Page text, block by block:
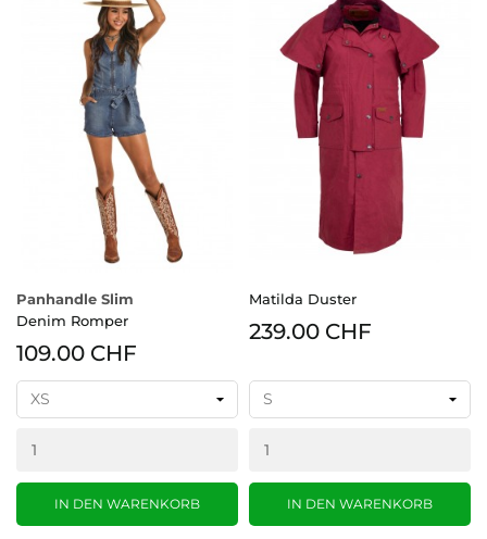
Panhandle Slim
Denim Romper
109.00 CHF
IN DEN WARENKORB
Matilda Duster
239.00 CHF
IN DEN WARENKORB